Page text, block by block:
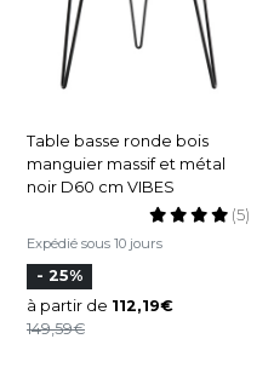
Table basse ronde bois
manguier massif et métal
noir D60 cm VIBES
Expédié sous 10 jours
(5)
- 25%
à partir de 112,19
149,59